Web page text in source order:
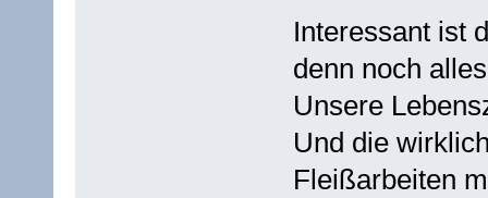
Interessant ist
denn noch
Unsere
Und die
Fleißarbeiten